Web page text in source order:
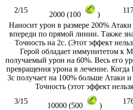
2/15
2000 (100 )
Наносит урон в размере 200%
впереди по прямой линии. Также
Точность на 2с. (Этот эффект
Герой обладает иммунитетом к
получаемый урон на 60%. Весь его
превращения урона в лечение. Когда
3с получает на 100% больше Атаки
Точность (этот эффект
3/15
10000 (500 )